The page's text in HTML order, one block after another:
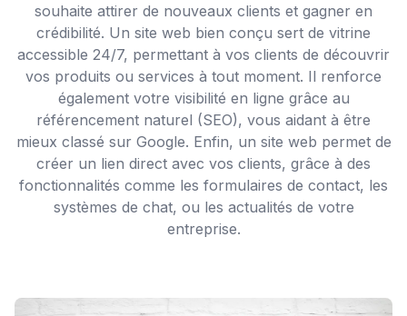
souhaite attirer de nouveaux clients et gagner en
crédibilité. Un site web bien conçu sert de vitrine
accessible 24/7, permettant à vos clients de découvrir
vos produits ou services à tout moment. Il renforce
également votre visibilité en ligne grâce au
référencement naturel (SEO), vous aidant à être
mieux classé sur Google. Enfin, un site web permet de
créer un lien direct avec vos clients, grâce à des
fonctionnalités comme les formulaires de contact, les
systèmes de chat, ou les actualités de votre
entreprise.